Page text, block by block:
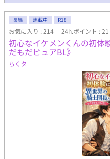
長編 連載中 R18
お気に入り : 214 24h.ポイント : 21
初心なイケメンくんの初体
だもだピュアBL》
らくタ